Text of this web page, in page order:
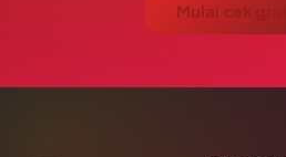
Mulai cek